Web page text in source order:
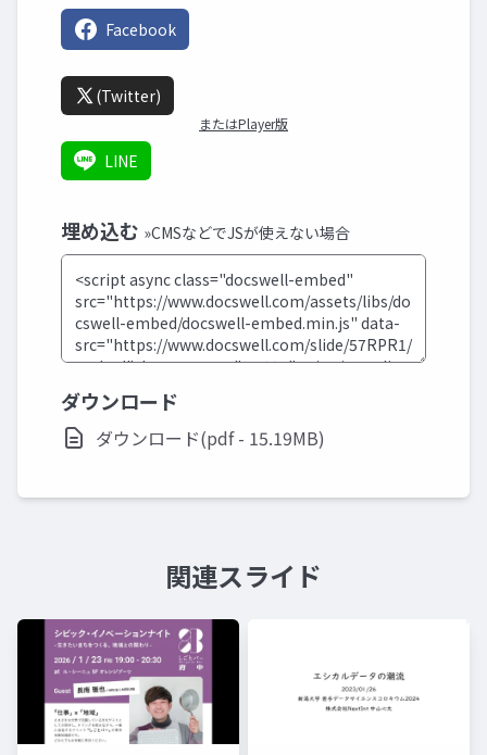
Facebook
(Twitter)
またはPlayer版
LINE
埋め込む »CMSなどでJSが使えない場合
ダウンロード
ダウンロード(pdf - 15.19MB)
関連スライド